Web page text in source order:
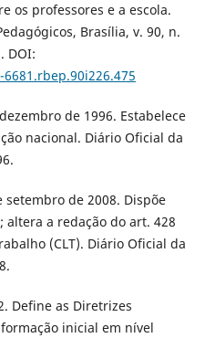
os professores e a escola.
Brasília, v. 90, n.
DOI:
de 1996. Estabelece
nacional. Diário Oficial da
setembro de 2008. Dispõe
a redação do art. 428
(CLT). Diário Oficial da
Define as Diretrizes
inicial em nível